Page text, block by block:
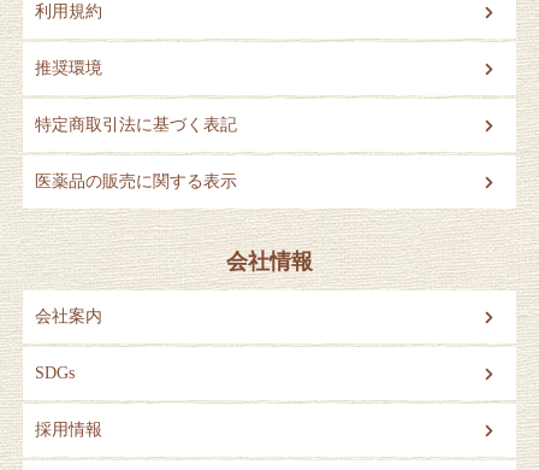
利用規約
推奨環境
特定商取引法に基づく表記
医薬品の販売に関する表示
会社情報
会社案内
SDGs
採用情報